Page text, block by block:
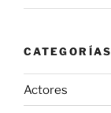
CATEGORÍAS
Actores